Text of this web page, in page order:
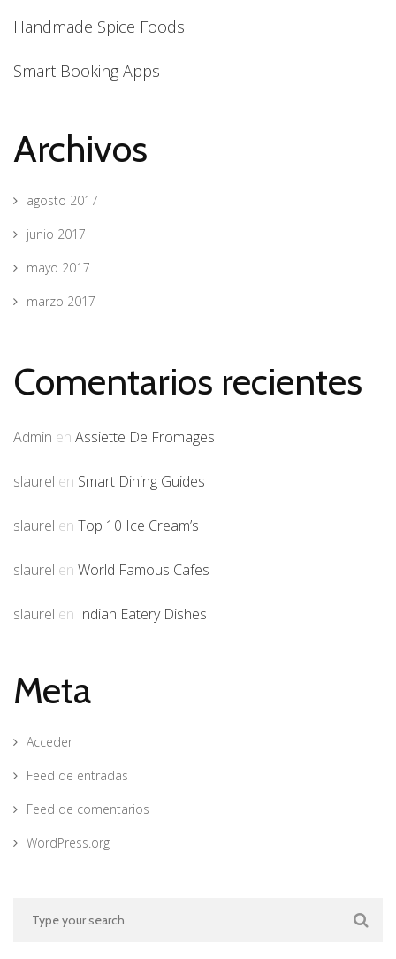
Handmade Spice Foods
Smart Booking Apps
Archivos
agosto 2017
junio 2017
mayo 2017
marzo 2017
Comentarios recientes
Admin en Assiette De Fromages
slaurel en Smart Dining Guides
slaurel en Top 10 Ice Cream’s
slaurel en World Famous Cafes
slaurel en Indian Eatery Dishes
Meta
Acceder
Feed de entradas
Feed de comentarios
WordPress.org